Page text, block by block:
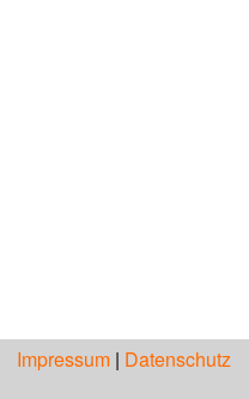
Impressum | Datenschutz